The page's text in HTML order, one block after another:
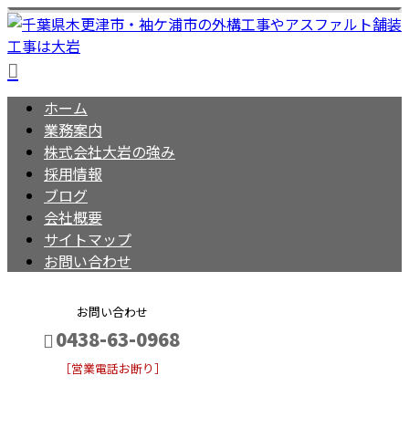
ホーム
業務案内
株式会社大岩の強み
採用情報
ブログ
会社概要
サイトマップ
お問い合わせ
お問い合わせ
0438-63-0968
［営業電話お断り］